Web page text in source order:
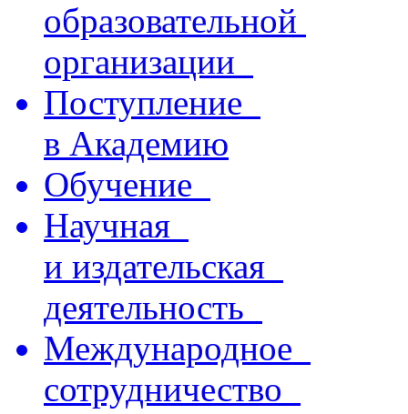
образовательной
организации
Поступление
в Академию
Обучение
Научная
и издательская
деятельность
Международное
сотрудничество